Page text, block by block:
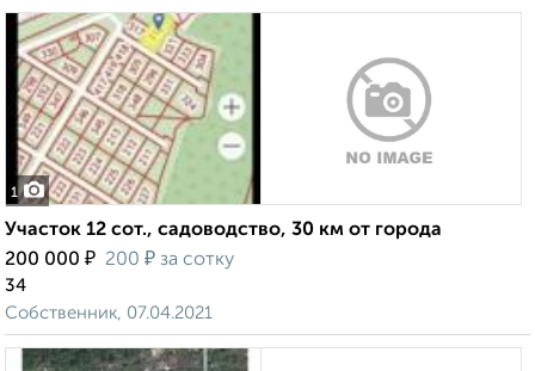
1
Участок 12 сот., садоводство, 30 км от города
200 000 ₽ 200 ₽ за сотку
34
Собственник, 07.04.2021